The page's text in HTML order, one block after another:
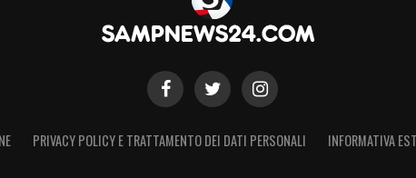
PRIVACY POLICY E TRATTAMENTO DEI DATI PERSONALI INFORMATIVA